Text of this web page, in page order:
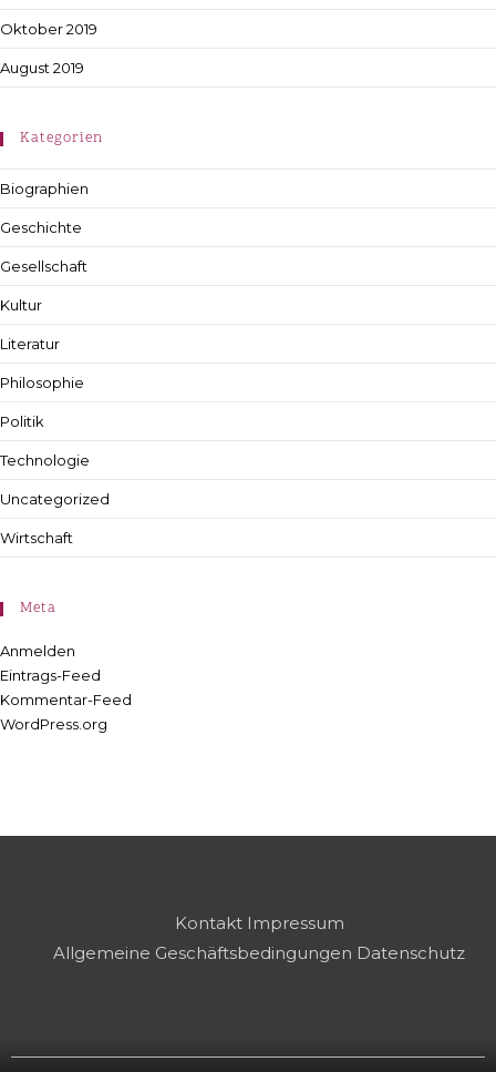
Oktober 2019
August 2019
Kategorien
Biographien
Geschichte
Gesellschaft
Kultur
Literatur
Philosophie
Politik
Technologie
Uncategorized
Wirtschaft
Meta
Anmelden
Eintrags-Feed
Kommentar-Feed
WordPress.org
Kontakt Impressum
Allgemeine Geschäftsbedingungen Datenschutz